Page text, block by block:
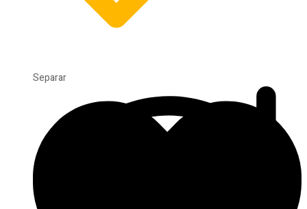
Separar